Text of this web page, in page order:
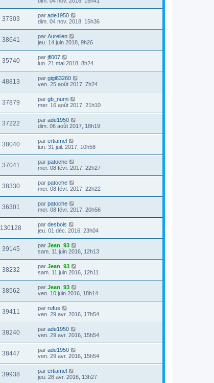
37303 par ade1950
dim. 04 nov. 2018, 15h36
38641 par Aurelien
jeu. 14 juin 2018, 9h26
35740 par jfl007
lun. 21 mai 2018, 8h24
48813 par gigi63260
ven. 25 août 2017, 7h24
37879 par gb_numi
mer. 16 août 2017, 21h10
37222 par ade1950
dim. 06 août 2017, 18h19
38040 par ertiamel
lun. 31 juil. 2017, 10h58
37041 par patoche
mer. 08 févr. 2017, 22h27
38330 par patoche
mer. 08 févr. 2017, 22h22
36301 par patoche
mer. 08 févr. 2017, 20h56
130128 par desbois
jeu. 01 déc. 2016, 23h04
39145 par Jean_93
sam. 11 juin 2016, 12h13
38232 par Jean_93
sam. 11 juin 2016, 12h11
38562 par Jean_93
ven. 10 juin 2016, 18h14
39411 par rufus
ven. 29 avr. 2016, 17h54
38240 par ade1950
ven. 29 avr. 2016, 15h54
38447 par ade1950
ven. 29 avr. 2016, 15h54
39938 par ertiamel
jeu. 28 avr. 2016, 13h27